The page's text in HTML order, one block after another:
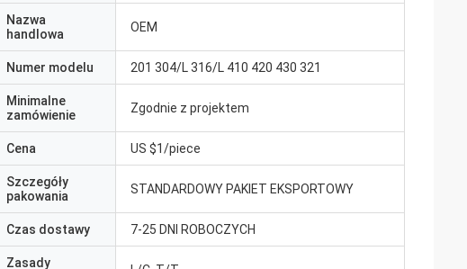
Nazwa
handlowa
OEM
Numer modelu 201 304/L 316/L 410 420 430 321
Minimalne
zamówienie
Zgodnie z projektem
Cena US $1/piece
Szczegóły
pakowania
STANDARDOWY PAKIET EKSPORTOWY
Czas dostawy 7-25 DNI ROBOCZYCH
Zasady